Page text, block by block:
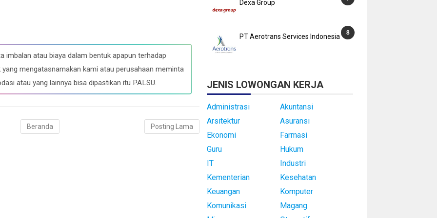
imbalan atau biaya dalam bentuk apapun terhadap
mengatasnamakan kami atau perusahaan meminta
atau yang lainnya bisa dipastikan itu PALSU.
Posting Lama
Beranda
Dexa Group
PT Aerotrans Services Indonesia
JENIS LOWONGAN KERJA
Administrasi
Akuntansi
Arsitektur
Asuransi
Ekonomi
Farmasi
Guru
Hukum
IT
Industri
Kementerian
Kesehatan
Keuangan
Komputer
Komunikasi
Magang